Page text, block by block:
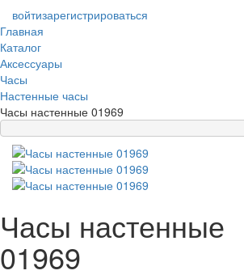
войтизарегистрироваться
Главная
Каталог
Аксессуары
Часы
Настенные часы
Часы настенные 01969
Часы настенные
01969